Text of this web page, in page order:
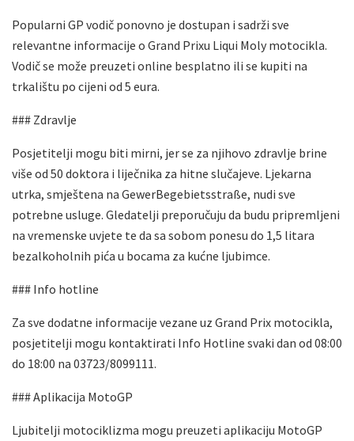
Popularni GP vodič ponovno je dostupan i sadrži sve
relevantne informacije o Grand Prixu Liqui Moly motocikla.
Vodič se može preuzeti online besplatno ili se kupiti na
trkalištu po cijeni od 5 eura.
### Zdravlje
Posjetitelji mogu biti mirni, jer se za njihovo zdravlje brine
više od 50 doktora i liječnika za hitne slučajeve. Ljekarna
utrka, smještena na GewerBegebietsstraße, nudi sve
potrebne usluge. Gledatelji preporučuju da budu pripremljeni
na vremenske uvjete te da sa sobom ponesu do 1,5 litara
bezalkoholnih pića u bocama za kućne ljubimce.
### Info hotline
Za sve dodatne informacije vezane uz Grand Prix motocikla,
posjetitelji mogu kontaktirati Info Hotline svaki dan od 08:00
do 18:00 na 03723/8099111.
### Aplikacija MotoGP
Ljubitelji motociklizma mogu preuzeti aplikaciju MotoGP